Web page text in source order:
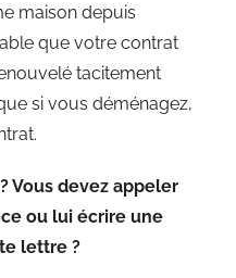
maison depuis
que votre contrat
tacitement
si vous déménagez,
Vous devez appeler
ou lui écrire une
lettre ?